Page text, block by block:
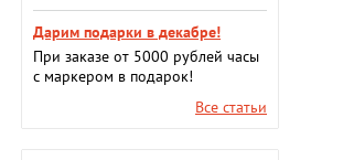
Дарим подарки в декабре!
При заказе от 5000 рублей часы
с маркером в подарок!
Все статьи